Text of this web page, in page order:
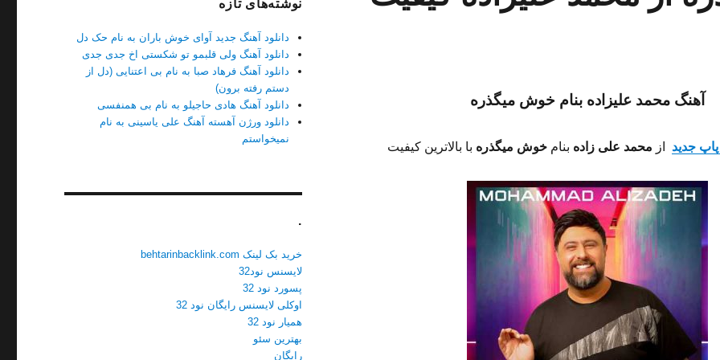
آهنگ محمد علیزاده بنام خوش میگذره
پاپ جدید از محمد علی زاده بنام خوش میگذره با بالاترین کیفیت
نوشته‌های تازه
دانلود آهنگ جدید آوای خوش باران به نام حک دل
دانلود آهنگ ولی قلبمو تو شکستی اخ جدی جدی
دانلود آهنگ فرهاد صبا به نام بی اعتنایی (دل از
دستم رفته برون)
دانلود آهنگ هادی حاجیلو به نام بی همنفسی
دانلود ورژن آهسته آهنگ علی یاسینی به نام
نمیخواستم
.
خرید بک لینک behtarinbacklink.com
لایسنس نود32
پسورد نود 32
اوکلی لایسنس رایگان نود 32
همیار نود 32
بهترین سئو
رایگان